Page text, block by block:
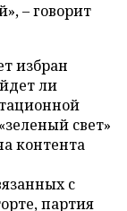
– говорит
избран
ли
свет»
контента
с
партия